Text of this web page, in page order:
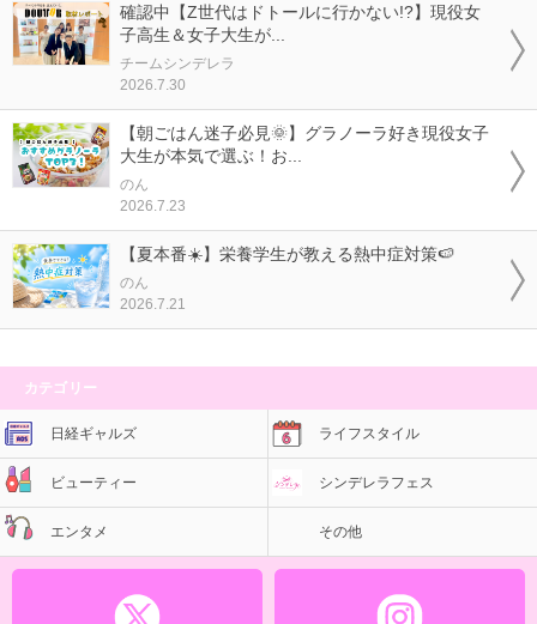
確認中【Z世代はドトールに行かない!?】現役女
子高生＆女子大生が...
チームシンデレラ
2026.7.30
【朝ごはん迷子必見🌞】グラノーラ好き現役女子
大生が本気で選ぶ！お...
のん
2026.7.23
【夏本番☀️】栄養学生が教える熱中症対策🍉
のん
2026.7.21
カテゴリー
日経ギャルズ ライフスタイル
ビューティー シンデレラフェス
エンタメ その他